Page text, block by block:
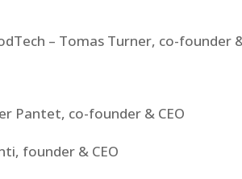
– Tomas Turner, co-founder
Pantet, co-founder & CEO
founder & CEO